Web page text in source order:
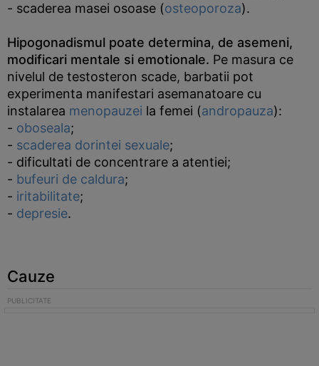
- scaderea masei osoase (osteoporoza).
Hipogonadismul poate determina, de asemeni,
modificari mentale si emotionale. Pe masura ce
nivelul de testosteron scade, barbatii pot
experimenta manifestari asemanatoare cu
instalarea menopauzei la femei (andropauza):
- oboseala;
- scaderea dorintei sexuale;
- dificultati de concentrare a atentiei;
- bufeuri de caldura;
- iritabilitate;
- depresie.
Cauze